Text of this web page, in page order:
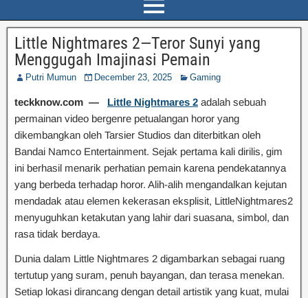
Little Nightmares 2—Teror Sunyi yang
Menggugah Imajinasi Pemain
Putri Mumun December 23, 2025 Gaming
teckknow.com — Little Nightmares 2 adalah sebuah
permainan video bergenre petualangan horor yang
dikembangkan oleh Tarsier Studios dan diterbitkan oleh
Bandai Namco Entertainment. Sejak pertama kali dirilis, gim
ini berhasil menarik perhatian pemain karena pendekatannya
yang berbeda terhadap horor. Alih-alih mengandalkan kejutan
mendadak atau elemen kekerasan eksplisit, LittleNightmares2
menyuguhkan ketakutan yang lahir dari suasana, simbol, dan
rasa tidak berdaya.
Dunia dalam Little Nightmares 2 digambarkan sebagai ruang
tertutup yang suram, penuh bayangan, dan terasa menekan.
Setiap lokasi dirancang dengan detail artistik yang kuat, mulai